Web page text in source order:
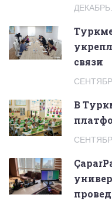
связи
В